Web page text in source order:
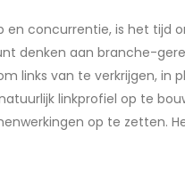
en concurrentie, is het
denken aan branche-
links van te verkrijgen,
linkprofiel op te
op te zetten.